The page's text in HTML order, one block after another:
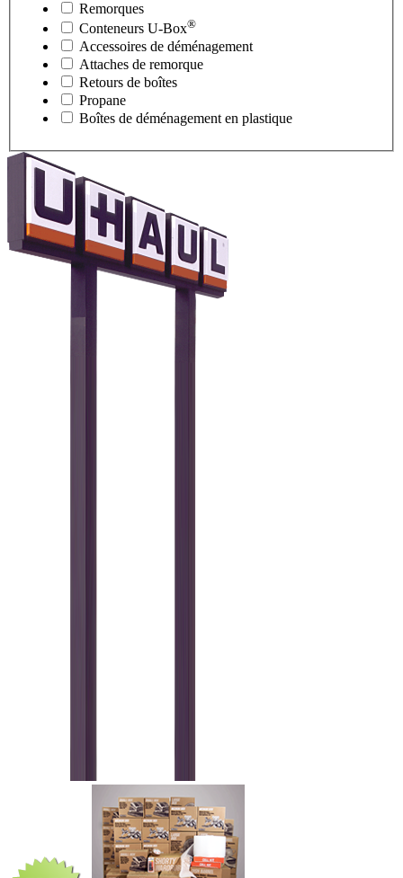
Remorques
Conteneurs U-Box®
Accessoires de déménagement
Attaches de remorque
Retours de boîtes
Propane
Boîtes de déménagement en plastique